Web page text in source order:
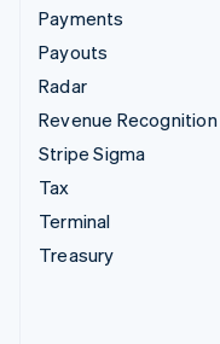
Payments
Payouts
Radar
Revenue Recognition
Stripe Sigma
Tax
Terminal
Treasury